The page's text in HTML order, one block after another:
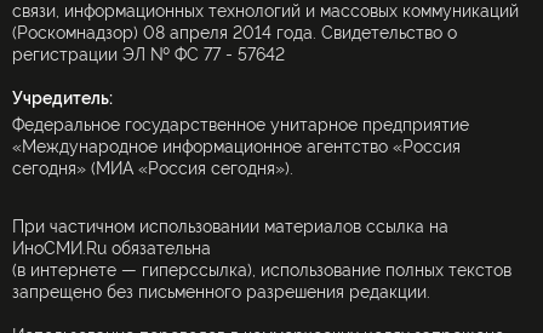
связи, информационных технологий и массовых коммуникаций
(Роскомнадзор) 08 апреля 2014 года. Свидетельство о
регистрации ЭЛ № ФС 77 - 57642
Учредитель:
Федеральное государственное унитарное предприятие
«Международное информационное агентство «Россия
сегодня» (МИА «Россия сегодня»).
При частичном использовании материалов ссылка на
ИноСМИ.Ru обязательна
(в интернете — гиперссылка), использование полных текстов
запрещено без письменного разрешения редакции.